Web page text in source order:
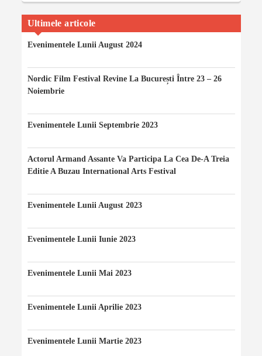
Profile
On
Facebook
Profile
On
Twitter
Profile
On
Instagram
Maria-
Iancu’s
Profile
On
Profile
On
YouTube
Ultimele articole
Evenimentele Lunii August 2024
Nordic Film Festival Revine La București Între 23 – 26
Noiembrie
Evenimentele Lunii Septembrie 2023
Actorul Armand Assante Va Participa La Cea De-A Treia
Editie A Buzau International Arts Festival
Evenimentele Lunii August 2023
Evenimentele Lunii Iunie 2023
Evenimentele Lunii Mai 2023
Evenimentele Lunii Aprilie 2023
Evenimentele Lunii Martie 2023